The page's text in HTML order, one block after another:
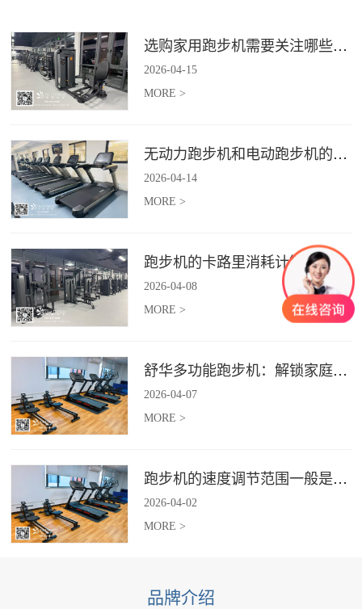
选购家用跑步机需要关注哪些核心参数？
2026-04-15
MORE >
无动力跑步机和电动跑步机的区别是什么？
2026-04-14
MORE >
跑步机的卡路里消耗计算准确吗？
2026-04-08
MORE >
舒华多功能跑步机：解锁家庭健身新体验（体楷体育）
2026-04-07
MORE >
跑步机的速度调节范围一般是多少？
2026-04-02
MORE >
品牌介绍